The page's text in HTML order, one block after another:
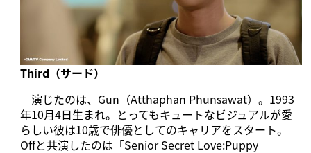
Third（サード）
演じたのは、Gun（Atthaphan Phunsawat）。1993
年10月4日生まれ。とってもキュートなビジュアルが愛
らしい彼は10歳で俳優としてのキャリアをスタート。
Offと共演したのは「Senior Secret Love:Puppy